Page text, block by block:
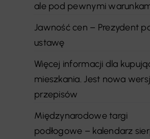
ale pod pewnymi
Jawność cen – Prezydent
ustawę
Więcej informacji dla
mieszkania. Jest nowa
przepisów
Międzynarodowe targi
podłogowe – kalendarz